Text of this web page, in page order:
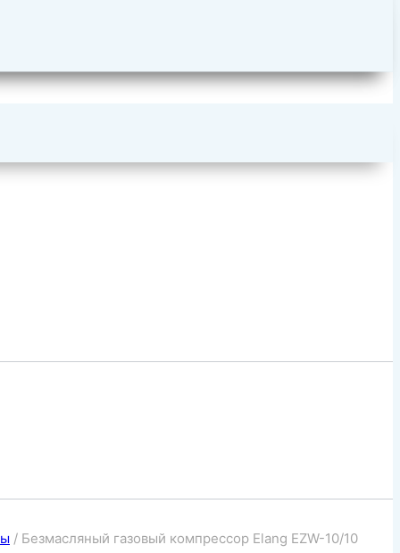
/ Безмасляный газовый компрессор Elang EZW-10/10